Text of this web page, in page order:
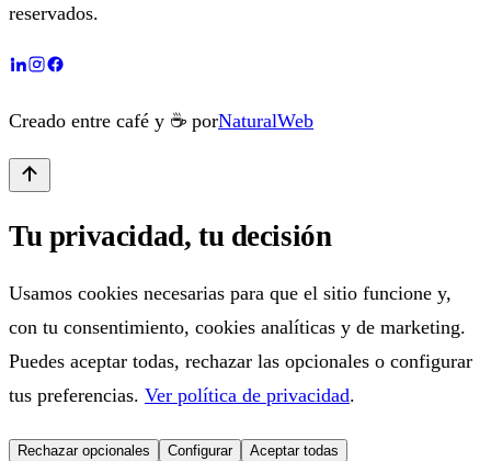
reservados.
Creado entre café y ☕ porNaturalWeb
Tu privacidad, tu decisión
Usamos cookies necesarias para que el sitio funcione y,
con tu consentimiento, cookies analíticas y de marketing.
Puedes aceptar todas, rechazar las opcionales o configurar
tus preferencias. Ver política de privacidad.
Rechazar opcionales Configurar Aceptar todas